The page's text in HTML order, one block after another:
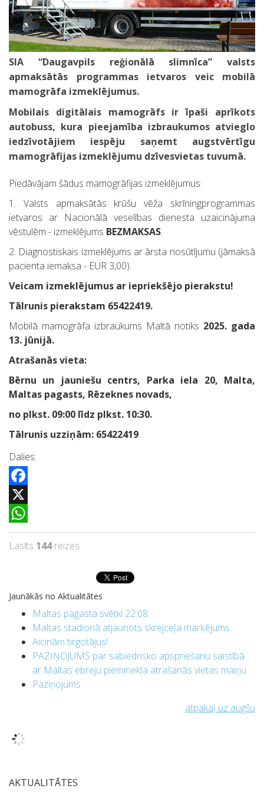
SIA “Daugavpils reģionālā slimnīca” valsts
apmaksātās programmas ietvaros veic mobilā
mamogrāfa izmeklējumus.
Mobilais digitālais mamogrāfs ir īpaši aprīkots
autobuss, kura pieejamība izbraukumos atvieglo
iedzīvotājiem iespēju saņemt augstvērtīgu
mamogrāfijas izmeklējumu dzīvesvietas tuvumā.
Piedāvājam šādus mamogrāfijas izmeklējumus:
1. Valsts apmaksātās krūšu vēža skrīningprogrammas
ietvaros ar Nacionālā veselības dienesta uzaicinājuma
vēstulēm - izmeklējums BEZMAKSAS.
2. Diagnostiskais izmeklējums ar ārsta nosūtījumu (jāmaksā
pacienta iemaksa - EUR 3,00).
Veicam izmeklējumus ar iepriekšējo pierakstu!
Tālrunis pierakstam 65422419.
Mobilā mamogrāfa izbraukums Maltā notiks 2025. gada
13. jūnijā.
Atrašanās vieta:
Bērnu un jauniešu centrs, Parka iela 20, Malta,
Maltas pagasts, Rēzeknes novads,
no plkst. 09:00 līdz plkst. 10:30.
Tālrunis uzziņām: 65422419.
Dalies:
Facebook
X
WhatsApp
Lasīts 144reizes
Jaunākās no Aktualitātes
Maltas pagasta svētki 22.08.
Maltas stadionā atjaunots skrejceļa marķējums
Aicinām tirgotājus!
PAZIŅOJUMS par sabiedrisko apspriešanu saistībā
ar Maltas ebreju pieminekļa atrašanās vietas maiņu
Paziņojums
atpakaļ uz augšu
AKTUALITĀTES